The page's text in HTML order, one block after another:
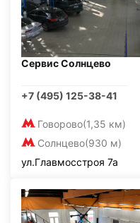
Сервис Солнцево
+7 (495) 125-38-41
Говорово(1,35 км)
Солнцево(930 м)
ул.Главмосстроя 7а